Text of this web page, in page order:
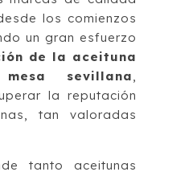
los comienzos
un gran esfuerzo
de la aceituna
sevillana,
la reputación
tan valoradas
tanto aceitunas